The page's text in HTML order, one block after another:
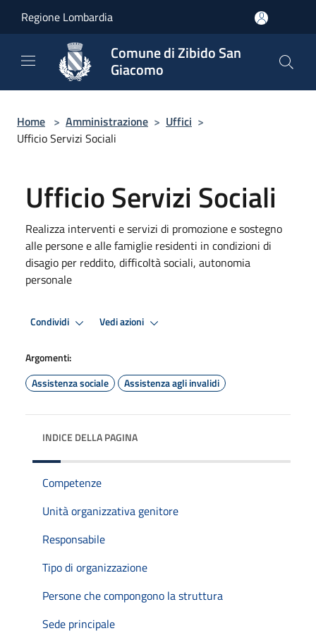
Regione Lombardia
Comune di Zibido San
Giacomo
Home > Amministrazione > Uffici >
Ufficio Servizi Sociali
Ufficio Servizi Sociali
Realizza interventi e servizi di promozione e sostegno
alle persone e alle famiglie residenti in condizioni di
disagio per reddito, difficoltà sociali, autonomia
personale
Condividi Vedi azioni
Argomenti:
Assistenza sociale
Assistenza agli invalidi
INDICE DELLA PAGINA
Competenze
Unità organizzativa genitore
Responsabile
Tipo di organizzazione
Persone che compongono la struttura
Sede principale